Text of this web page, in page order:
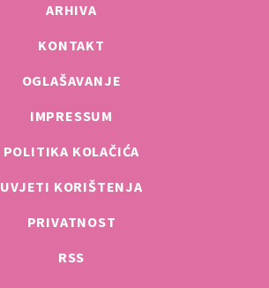
ARHIVA
KONTAKT
OGLAŠAVANJE
IMPRESSUM
POLITIKA KOLAČIĆA
UVJETI KORIŠTENJA
PRIVATNOST
RSS